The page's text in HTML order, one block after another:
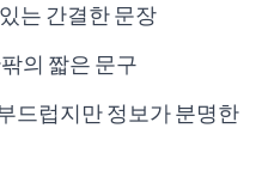
는 간결한 문장
의 짧은 문구
드럽지만 정보가 분명한